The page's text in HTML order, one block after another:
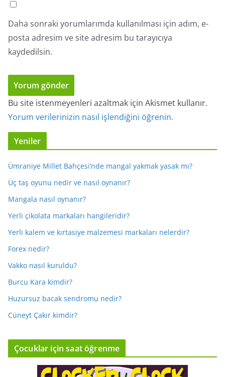
Daha sonraki yorumlarımda kullanılması için adım, e-
posta adresim ve site adresim bu tarayıcıya
kaydedilsin.
Bu site istenmeyenleri azaltmak için Akismet kullanır.
Yorum verilerinizin nasıl işlendiğini öğrenin.
Yeniler
Ümraniye Millet Bahçesi’nde mangal yakmak yasak mı?
Üç taş oyunu nedir ve nasıl oynanır?
Mangala nasıl oynanır?
Yerli çikolata markaları hangileridir?
Yerli kalem ve kırtasiye malzemesi markaları nelerdir?
Forex nedir?
Vakko nasıl kuruldu?
Burcu Kara kimdir?
Huzursuz bacak sendromu nedir?
Cüneyt Çakır kimdir?
Çocuklar için saat öğrenme